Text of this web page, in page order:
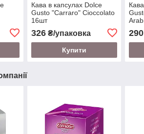
Кава в капсулах Dolce
Gusto "Carraro" Cioccolato
16шт
326₴/упаковка
Купити
290